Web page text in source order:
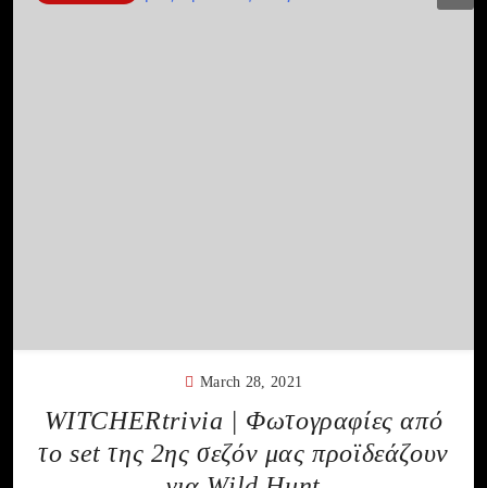
March 28, 2021
WITCHERtrivia | Φωτογραφίες από
το set της 2ης σεζόν μας προϊδεάζουν